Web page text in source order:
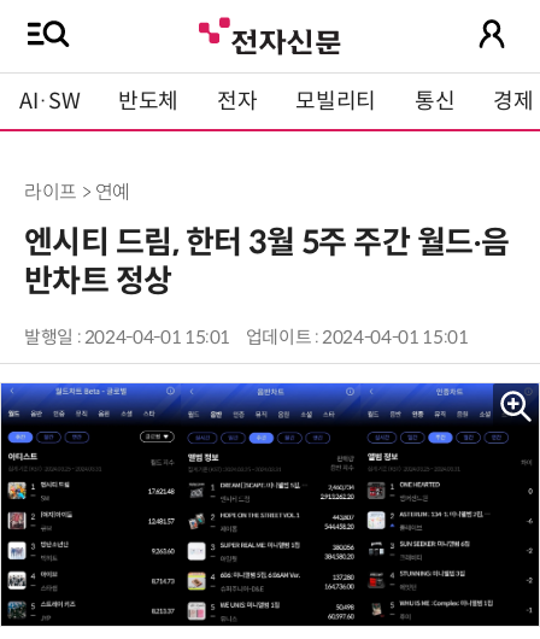
AI·SW 반도체 전자 모빌리티 통신 경제
라이프 > 연예
엔시티 드림, 한터 3월 5주 주간 월드‧음
반차트 정상
발행일 : 2024-04-01 15:01 업데이트 : 2024-04-01 15:01